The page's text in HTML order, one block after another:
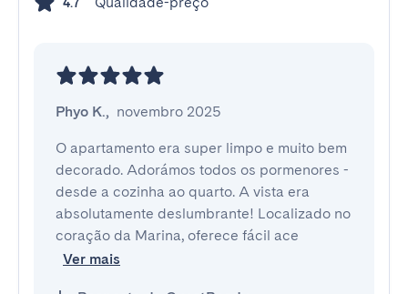
Phyo K., novembro 2025
O apartamento era super limpo e muito bem
decorado. Adorámos todos os pormenores -
desde a cozinha ao quarto. A vista era
absolutamente deslumbrante! Localizado no
coração da Marina, oferece fácil ace
Ver mais